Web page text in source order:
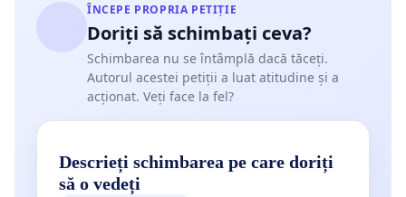
ÎNCEPE PROPRIA PETIȚIE
Doriți să schimbați ceva?
Schimbarea nu se întâmplă dacă tăceți.
Autorul acestei petiții a luat atitudine și a
acționat. Veți face la fel?
Descrieți schimbarea pe care doriți
să o vedeți